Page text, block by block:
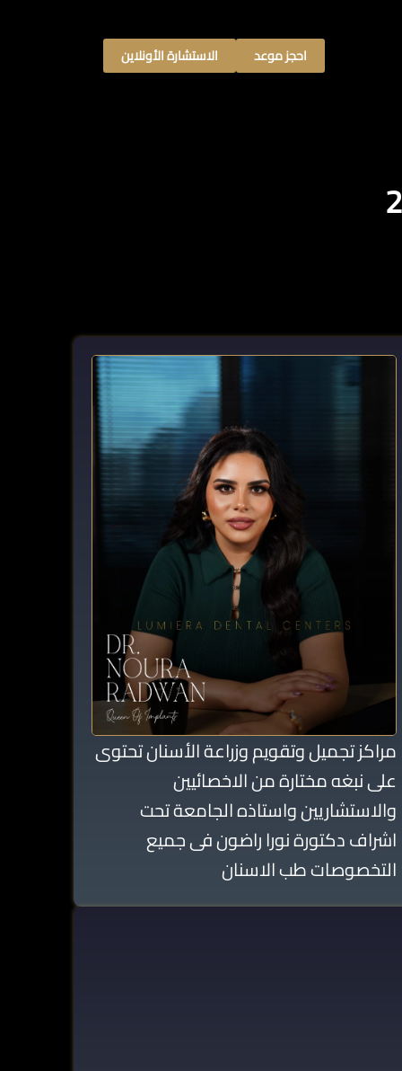
احجز موعد الاستشارة الأونلاين
مراكز تجميل وتقويم وزراعة الأسنان تحتوى
على نبغه مختارة من الاخصائيين
والاستشاريين واستاذه الجامعة تحت
اشراف دكتورة نورا راضون فى جميع
التخصوصات طب الاسنان